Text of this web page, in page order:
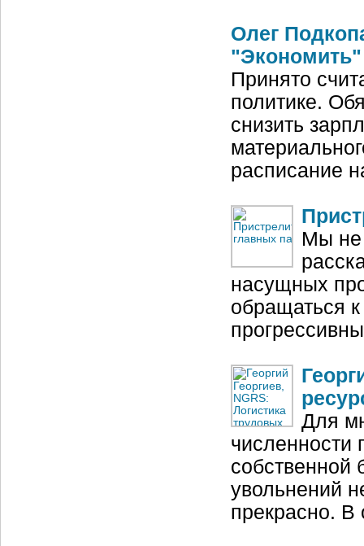
Олег
"Экономить"
Принято
политике.
снизить
расписание
Мы не
насущных
обращаться
Для
численности
собственной
увольнений
прекрасно.